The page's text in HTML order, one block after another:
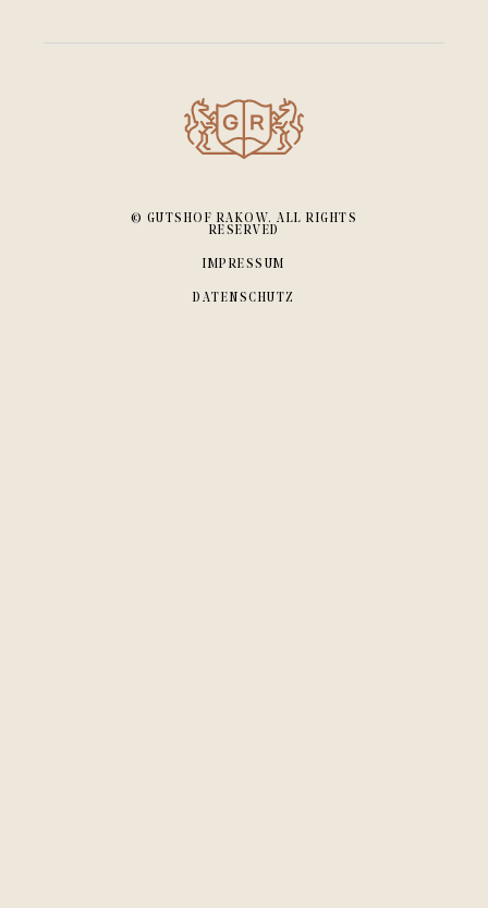
© GUTSHOF RAKOW. ALL RIGHTS
RESERVED
IMPRESSUM
DATENSCHUTZ